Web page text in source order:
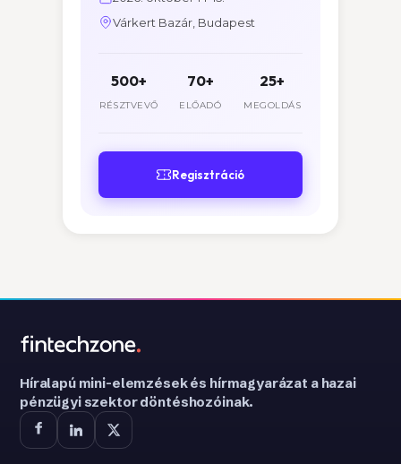
Várkert Bazár, Budapest
500+
RÉSZTVEVŐ
70+
ELŐADÓ
25+
MEGOLDÁS
Regisztráció
Híralapú mini-elemzések és hírmagyarázat a hazai
pénzügyi szektor döntéshozóinak.